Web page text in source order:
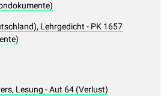
Lehrgedicht - PK 1657
Lesung - Aut 64 (Verlust)